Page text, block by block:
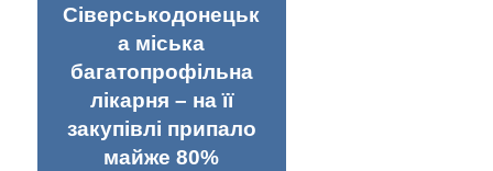
Сіверськодонецьк
а міська
багатопрофільна
лікарня – на її
закупівлі припало
майже 80%